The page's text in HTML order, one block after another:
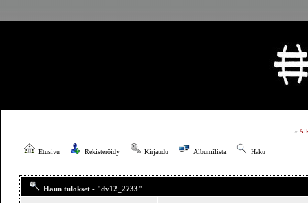
»
Etusivu Rekisteröidy Kirjaudu Albumilista Haku
Haun tulokset - "dv12_2733"